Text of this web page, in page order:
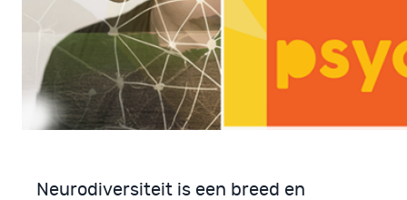
Neurodiversiteit is een breed en